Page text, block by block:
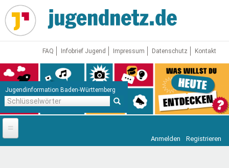
Direkt
zum
Inhalt
FAQ Infobrief Jugend Impressum Datenschutz Kontakt
Jugendinformation Baden-Württemberg
Startseite
Anmelden Registrieren